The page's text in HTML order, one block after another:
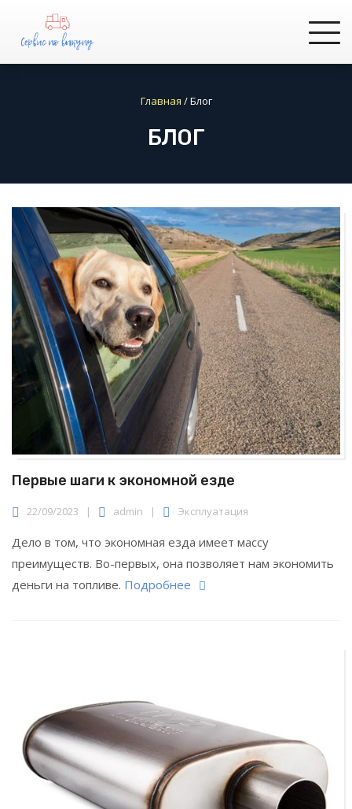
Главная /Блог
БЛОГ
Первые шаги к экономной езде
22/09/2023 | admin | Эксплуатация
Дело в том, что экономная езда имеет массу
преимуществ. Во-первых, она позволяет нам экономить
деньги на топливе. Подробнее